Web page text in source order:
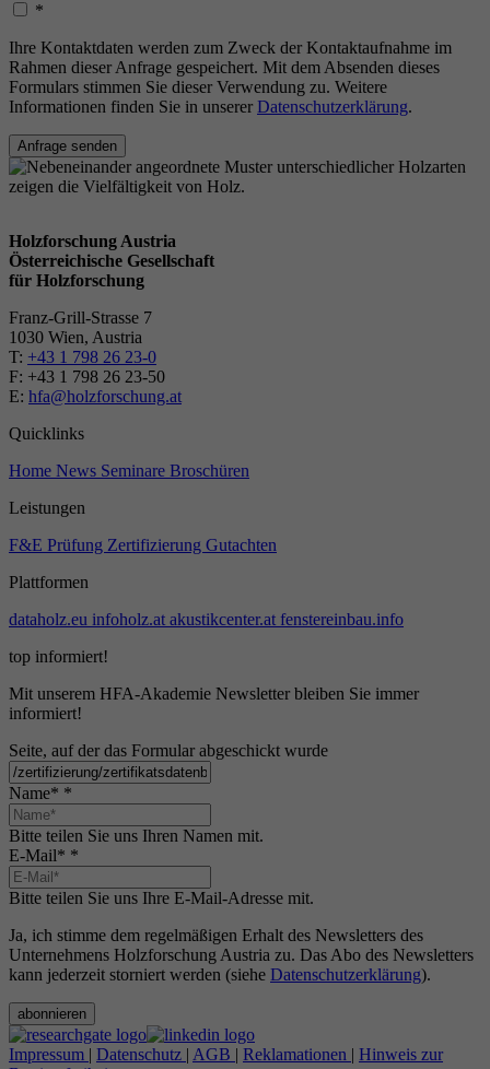
*
Ihre Kontaktdaten werden zum Zweck der Kontaktaufnahme im
Rahmen dieser Anfrage gespeichert. Mit dem Absenden dieses
Formulars stimmen Sie dieser Verwendung zu. Weitere
Informationen finden Sie in unserer Datenschutzerklärung.
Anfrage senden
Holzforschung Austria
Österreichische Gesellschaft
für Holzforschung
Franz-Grill-Strasse 7
1030 Wien, Austria
T: +43 1 798 26 23-0
​​F: +43 1 798 26 23-50
E: hfa@holzforschung.at
Quicklinks
Home News Seminare Broschüren
Leistungen
F&E Prüfung Zertifizierung Gutachten
Plattformen
dataholz.eu infoholz.at akustikcenter.at fenstereinbau.info
top informiert!
Mit unserem HFA-Akademie Newsletter bleiben Sie immer
informiert!
Seite, auf der das Formular abgeschickt wurde
Name* *
Bitte teilen Sie uns Ihren Namen mit.
E-Mail* *
Bitte teilen Sie uns Ihre E-Mail-Adresse mit.
Ja, ich stimme dem regelmäßigen Erhalt des Newsletters des
Unternehmens Holzforschung Austria zu. Das Abo des Newsletters
kann jederzeit storniert werden (siehe Datenschutzerklärung).
abonnieren
Impressum | Datenschutz | AGB | Reklamationen | Hinweis zur